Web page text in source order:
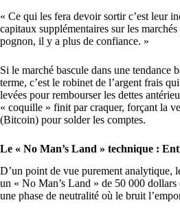
« Ce qui les fera devoir sortir c’est leur
capitaux supplémentaires sur les
pognon, il y a plus de confiance. »
Si le marché bascule dans une tendance
terme, c’est le robinet de l’argent frais
levées pour rembourser les dettes
« coquille » finit par craquer, forçant la
(Bitcoin) pour solder les comptes.
Le « No Man’s Land » technique :
D’un point de vue purement analytique,
un « No Man’s Land » de 50 000 dollars
une phase de neutralité où le bruit